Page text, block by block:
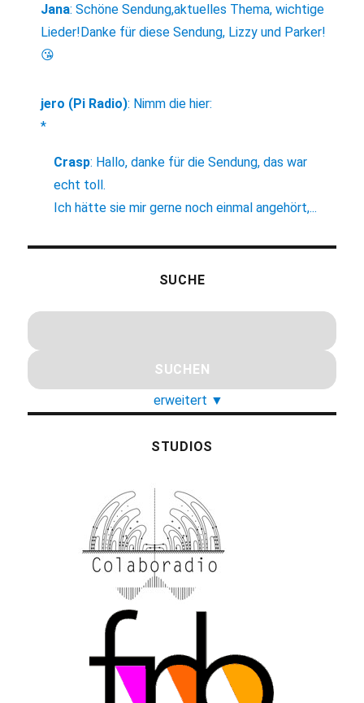
Jana:Schöne Sendung,aktuelles Thema, wichtige
Lieder!Danke für diese Sendung, Lizzy und Parker!
😘
jero (Pi Radio): Nimm die hier:
*
Crasp: Hallo, danke für die Sendung, das war
echt toll.
Ich hätte sie mir gerne noch einmal angehört,...
SUCHE
erweitert ▼
STUDIOS